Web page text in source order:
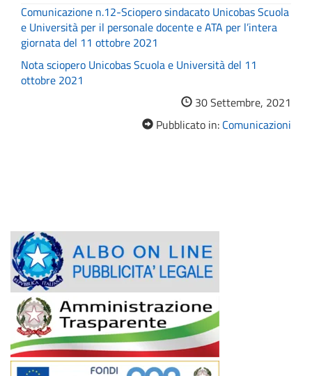
Comunicazione n.12-Sciopero sindacato Unicobas Scuola
e Università per il personale docente e ATA per l’intera
giornata del 11 ottobre 2021
Nota sciopero Unicobas Scuola e Università del 11
ottobre 2021
30 Settembre, 2021
Pubblicato in: Comunicazioni